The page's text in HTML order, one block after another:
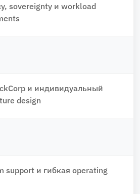
sovereignty и workload
и индивидуальный
design
support и гибкая operating